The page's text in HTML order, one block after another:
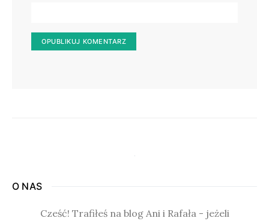
O NAS
Cześć! Trafiłeś na blog Ani i Rafała - jeżeli